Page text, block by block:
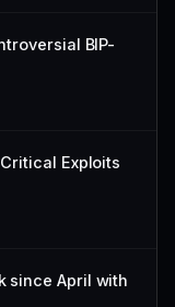
BIP-
Exploits
since April with